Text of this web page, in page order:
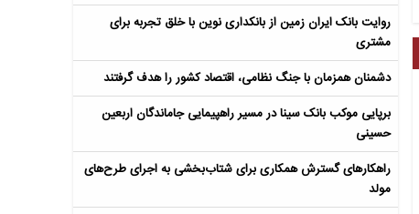
روایت بانک ایران زمین از بانکداری نوین با خلق تجربه برای
مشتری
دشمنان همزمان با جنگ نظامی، اقتصاد کشور را هدف گرفتند
برپایی موکب بانک سینا در مسیر راهپیمایی جاماندگان اربعین
حسینی
راهکارهای گسترش همکاری برای شتاب‌بخشی به اجرای طرح‌های
مولد​